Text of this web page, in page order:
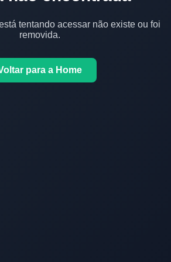
tentando acessar não existe ou foi
removida.
para a Home